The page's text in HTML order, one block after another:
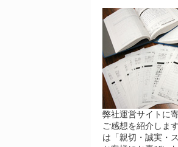
弊社運営サイトに
ご感想を紹介しま
は「親切・誠実・